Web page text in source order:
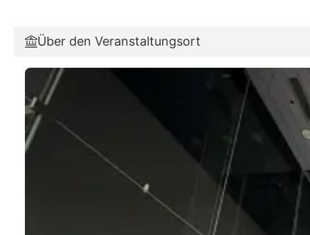
Über den Veranstaltungsort